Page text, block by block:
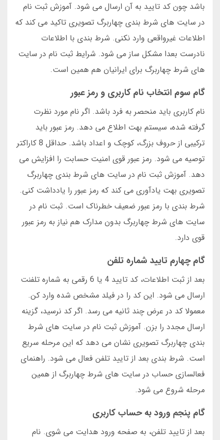
باشد چون کد تایید به آن ارسال می شود. آموزش ثبت نام
در سایت های شرط بندی چهاربرگ تصویری تاکید می کند که
اطلاعات غیرواقعی وارد نکنی. شرط بندی با اطلاعات
نادرست بعدا مشکل ساز می شود. شرایط ثبت نام در سایت
های شرط چهاربرگ برای ایرانیان هم همین است.
گام سوم انتخاب نام کاربری و رمز عبور
نام کاربری باید منحصر به فرد باشد. اگر نام مورد نظرت
گرفته شده، سیستم بهت اطلاع می دهد. رمز عبور باید
ترکیبی از حروف بزرگ، کوچک و اعداد باشد. حداقل 8 کاراکتر
توصیه می شود. رمز عبور قوی امنیت حسابت را افزایش می
دهد. آموزش ثبت نام در سایت های شرط بندی چهاربرگ
تصویری بهت یادآوری می کند که رمز عبور را یادداشت کنی.
شرط بندی با رمز عبور ضعیف خطرناک است. ثبت نام در
سایت های شرط چهاربرگ بدون مدارک هم نیاز به رمز عبور
قوی دارد.
گام چهارم تایید شماره تلفن
بعد از ثبت اطلاعات، کد تایید 4 یا 6 رقمی به شماره تلفنت
ارسال می شود. این کد را در فیلد مشخص شده وارد کن.
معمولا کد در عرض چند ثانیه می رسد. اگر کد نرسید، گزینه
ارسال مجدد را بزن. آموزش ثبت نام در سایت های شرط
بندی چهاربرگ تصویری نشان می دهد که این مرحله سریع
است. شرط بندی بعد از تایید تلفن فعال می شود. راهنمای
فعالسازی حساب در سایت های شرط چهاربرگ از همین
مرحله شروع می شود.
گام پنجم ورود به حساب کاربری
بعد از تایید تلفن، به صفحه ورود هدایت می شوی. نام